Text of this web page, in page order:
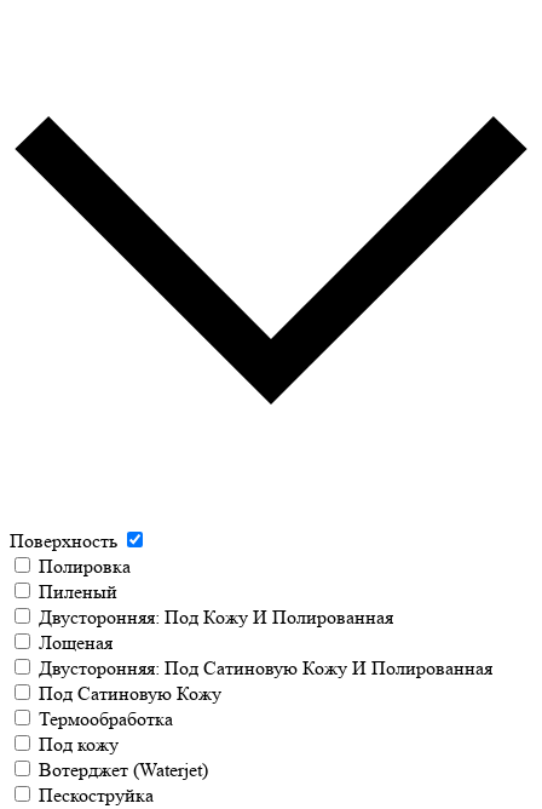
Поверхность
Полировка
Пиленый
Двусторонняя: Под Кожу И Полированная
Лощеная
Двусторонняя: Под Сатиновую Кожу И Полированная
Под Сатиновую Кожу
Термообработка
Под кожу
Вотерджет (Waterjet)
Пескоструйка